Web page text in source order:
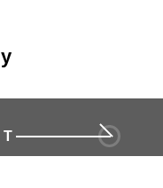
実施
ご相談の対応
理
・関連する事項の